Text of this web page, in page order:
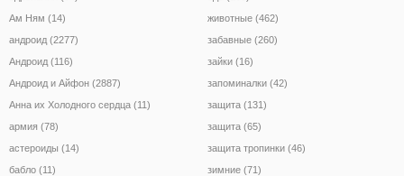
Ам Ням (14)
андроид (2277)
Андроид (116)
Андроид и Айфон (2887)
Анна их Холодного сердца (11)
армия (78)
астероиды (14)
бабло (11)
животные (462)
забавные (260)
зайки (16)
запоминалки (42)
защита (131)
защита (65)
защита тропинки (46)
зимние (71)